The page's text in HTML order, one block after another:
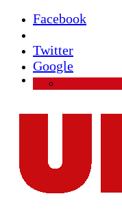
Facebook
Twitter
Google